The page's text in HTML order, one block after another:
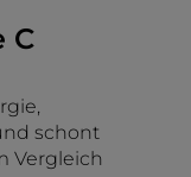
C
schont
Vergleich